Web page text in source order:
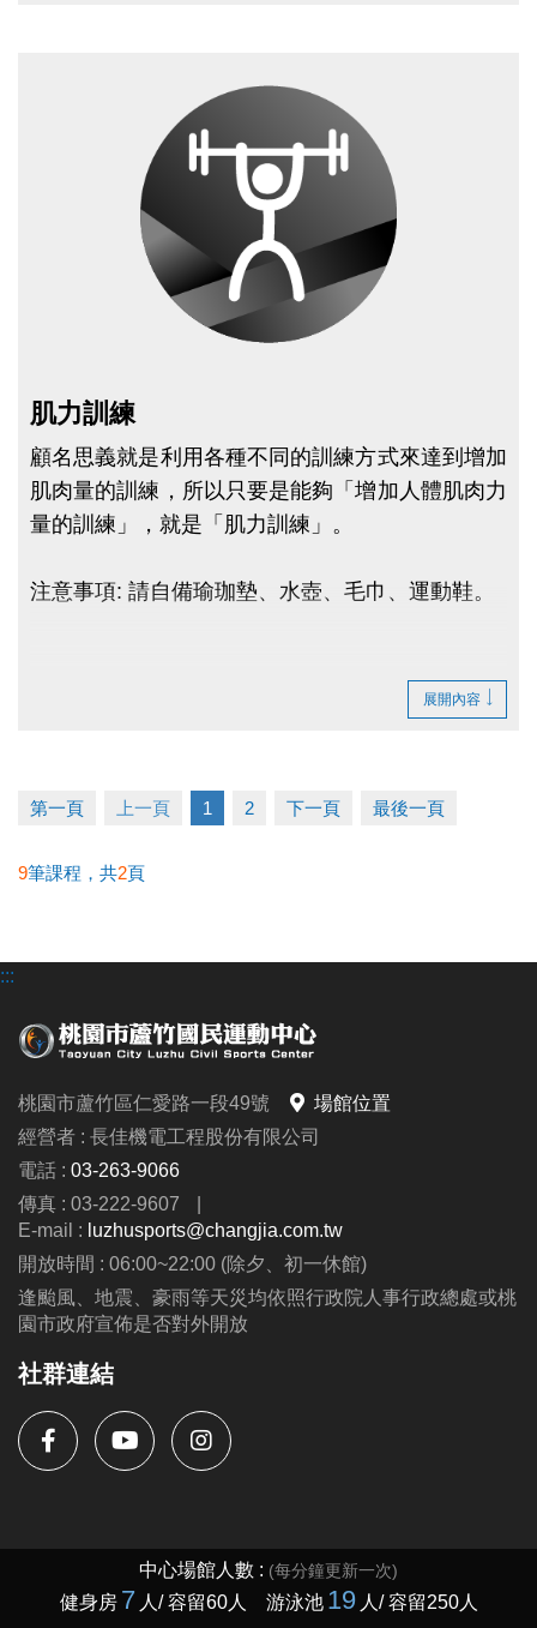
肌力訓練
顧名思義就是利用各種不同的訓練方式來達到增加
肌肉量的訓練，所以只要是能夠「增加人體肌肉力
量的訓練」，就是「肌力訓練」。
注意事項: 請自備瑜珈墊、水壺、毛巾、運動鞋。
展開內容
第一頁 上一頁 1 2 下一頁 最後一頁
9筆課程，共2頁
:::
桃園市蘆竹區仁愛路一段49號
場館位置
經營者 : 長佳機電工程股份有限公司
電話 : 03-263-9066
傳真 : 03-222-9607
E-mail : luzhusports@changjia.com.tw
開放時間 : 06:00~22:00 (除夕、初一休館)
逢颱風、地震、豪雨等天災均依照行政院人事行政總處或桃
園市政府宣佈是否對外開放
社群連結